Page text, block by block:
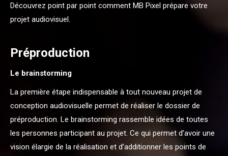
Découvrez point par point comment MB Pixel prépare votre
projet audiovisuel.
Préproduction
Le brainstorming
La première étape indispensable à tout nouveau projet de
conception audiovisuelle permet de réaliser le dossier de
préproduction. Le brainstorming rassemble idées de toutes
les personnes participant au projet. Ce qui permet d’avoir une
vision élargie de la réalisation et d’additionner les points de